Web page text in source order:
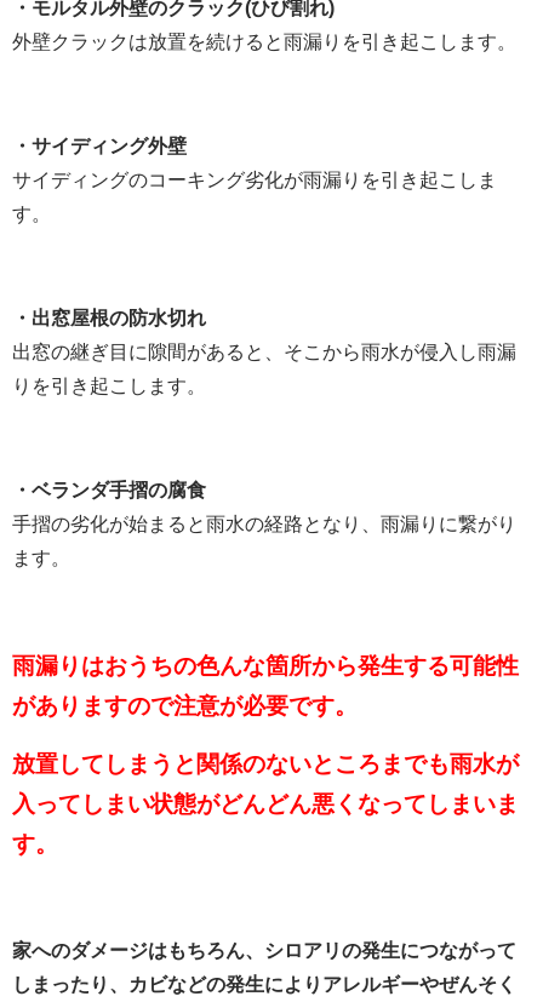
・モルタル外壁のクラック(ひび割れ)
外壁クラックは放置を続けると雨漏りを引き起こします。
・サイディング外壁
サイディングのコーキング劣化が雨漏りを引き 起こしま
す。
・出窓屋根の防水切れ
出窓の継ぎ目に隙間があると、そこから雨水が侵入し雨漏
りを引き起こします。
・ベランダ手摺の腐食
手摺の劣化が始まると雨水の経路となり、雨漏りに繋がり
ます。
雨漏りはおうちの色んな箇所から発生する可能性
がありますので注意が必要です。
放置してしまうと関係のないところまでも雨水が
入ってしまい状態がどんどん悪くなってしまいま
す。
家へのダメージはもちろん、シロアリの発生につながって
しまったり、カビなどの発生によりアレルギーやぜんそく